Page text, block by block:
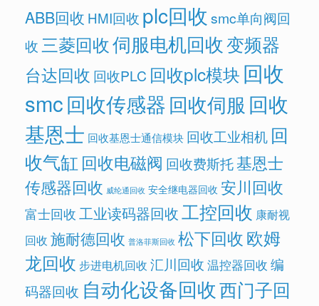
ABB回收 HMI回收 plc回收 smc单向阀回
收三菱回收伺服电机回收变频器
台达回收 回收PLC 回收plc模块 回收
smc回收传感器回收伺服 回收
基恩士 回收基恩士通信模块 回收工业相机 回
收气缸 回收电磁阀 回收费斯托基恩士
传感器回收 威纶通回收 安全继电器回收 安川回收
富士回收工业读码器回收工控回收 康耐视
回收 施耐德回收 普洛菲斯回收 松下回收欧姆
龙回收 步进电机回收 汇川回收 温控器回收 编
码器回收 自动化设备回收西门子回